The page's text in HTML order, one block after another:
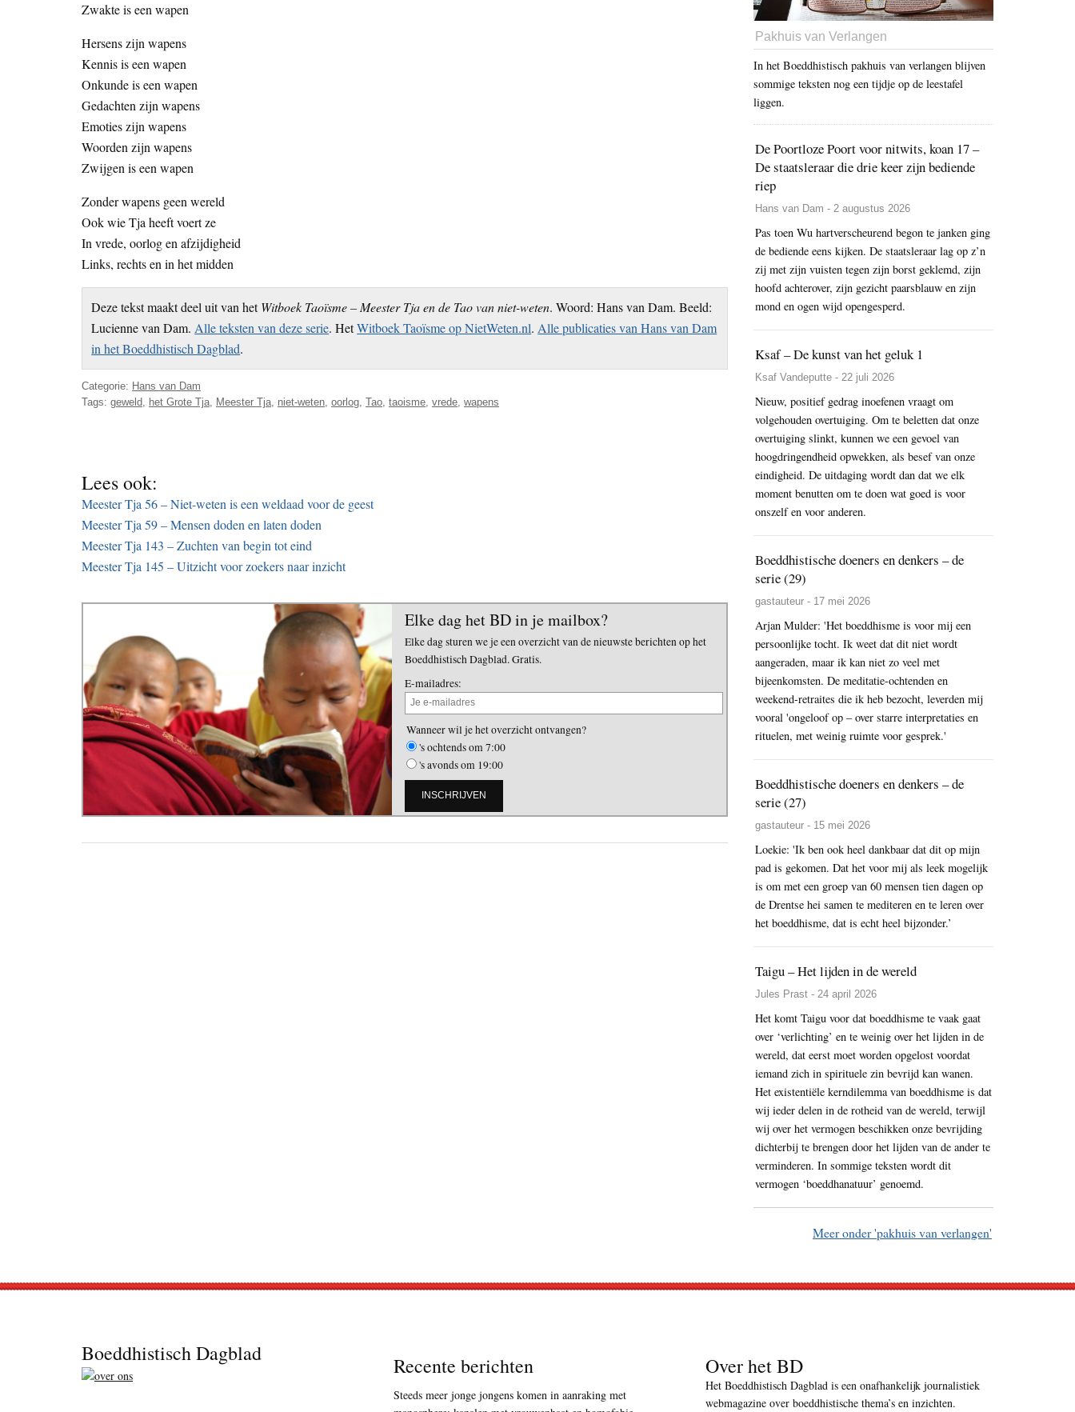
Zwakte is een wapen
Hersens zijn wapens
Kennis is een wapen
Onkunde is een wapen
Gedachten zijn wapens
Emoties zijn wapens
Woorden zijn wapens
Zwijgen is een wapen
Zonder wapens geen wereld
Ook wie Tja heeft voert ze
In vrede, oorlog en afzijdigheid
Links, rechts en in het midden
Deze tekst maakt deel uit van hetWitboek Taoïsme – Meester Tja en de Tao van niet-weten. Woord: Hans van Dam. Beeld:
Lucienne van Dam.Alle teksten van deze serie. HetWitboek Taoïsme op NietWeten.nl.Alle publicaties van Hans van Dam
in het Boeddhistisch Dagblad.
Categorie: Hans van Dam
Tags: geweld het Grote Tja Meester Tja niet-weten oorlog Tao taoisme vrede wapens
Lees ook:
Meester Tja 56 – Niet-weten is een weldaad voor de geest
Meester Tja 59 – Mensen doden en laten doden
Meester Tja 143 – Zuchten van begin tot eind
Meester Tja 145 – Uitzicht voor zoekers naar inzicht
Elke dag het BD in je mailbox?
Elke dag sturen we je een overzicht van de nieuwste berichten op het
Boeddhistisch Dagblad. Gratis.
E-mailadres:
Wanneer wil je het overzicht ontvangen?
's ochtends om 7:00
's avonds om 19:00
Pakhuis van Verlangen
In het Boeddhistisch pakhuis van verlangen blijven
sommige teksten nog een tijdje op de leestafel
liggen.
De Poortloze Poort voor nitwits, koan 17 –
De staatsleraar die drie keer zijn bediende
riep
Hans van Dam - 2 augustus 2026
Pas toen Wu hartverscheurend begon te janken ging
de bediende eens kijken. De staatsleraar lag op z’n
zij met zijn vuisten tegen zijn borst geklemd, zijn
hoofd achterover, zijn gezicht paarsblauw en zijn
mond en ogen wijd opengesperd.
Ksaf – De kunst van het geluk 1
Ksaf Vandeputte - 22 juli 2026
Nieuw, positief gedrag inoefenen vraagt om
volgehouden overtuiging. Om te beletten dat onze
overtuiging slinkt, kunnen we een gevoel van
hoogdringendheid opwekken, als besef van onze
eindigheid. De uitdaging wordt dan dat we elk
moment benutten om te doen wat goed is voor
onszelf en voor anderen.
Boeddhistische doeners en denkers – de
serie (29)
gastauteur - 17 mei 2026
Arjan Mulder: 'Het boeddhisme is voor mij een
persoonlijke tocht. Ik weet dat dit niet wordt
aangeraden, maar ik kan niet zo veel met
bijeenkomsten. De meditatie-ochtenden en
weekend-retraites die ik heb bezocht, leverden mij
vooral 'ongeloof op – over starre interpretaties en
rituelen, met weinig ruimte voor gesprek.'
Boeddhistische doeners en denkers – de
serie (27)
gastauteur - 15 mei 2026
Loekie: 'Ik ben ook heel dankbaar dat dit op mijn
pad is gekomen. Dat het voor mij als leek mogelijk
is om met een groep van 60 mensen tien dagen op
de Drentse hei samen te mediteren en te leren over
het boeddhisme, dat is echt heel bijzonder.’
Taigu – Het lijden in de wereld
Jules Prast - 24 april 2026
Het komt Taigu voor dat boeddhisme te vaak gaat
over ‘verlichting’ en te weinig over het lijden in de
wereld, dat eerst moet worden opgelost voordat
iemand zich in spirituele zin bevrijd kan wanen.
Het existentiële kerndilemma van boeddhisme is dat
wij ieder delen in de rotheid van de wereld, terwijl
wij over het vermogen beschikken onze bevrijding
dichterbij te brengen door het lijden van de ander te
verminderen. In sommige teksten wordt dit
vermogen ‘boeddhanatuur’ genoemd.
Meer onder 'pakhuis van verlangen'
Boeddhistisch Dagblad Recente berichten
Steeds meer jonge jongens komen in aanraking met
Over het BD
Het Boeddhistisch Dagblad is een onafhankelijk journalistiek
webmagazine over boeddhistische thema’s en inzichten.